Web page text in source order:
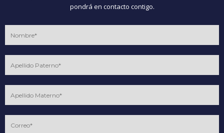
pondrá en contacto contigo.